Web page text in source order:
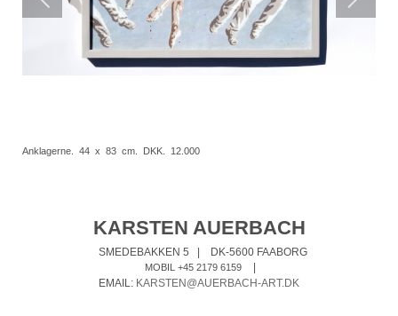
Anklagerne. 44 x 83 cm. DKK. 12.000
KARSTEN AUERBACH
SMEDEBAKKEN 5 | DK-5600 FAABORG
MOBIL +45 2179 6159
|
EMAIL: KARSTEN@AUERBACH-ART.DK